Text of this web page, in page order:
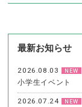
最新お知らせ
2026.08.03 NEW
小学生イベント
2026.07.24 NEW